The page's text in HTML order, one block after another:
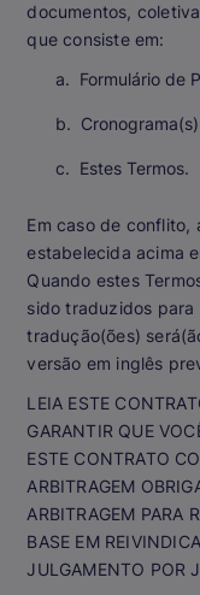
documentos,
que consiste em:
Formulário de
Estes Termos.
Em caso de conflito,
estabelecida acima
Quando estes
sido traduzidos para
tradução(ões)
versão em inglês
LEIA ESTE
GARANTIR QUE
ESTE CONTRATO
ARBITRAGEM
ARBITRAGEM PARA
BASE EM
JULGAMENTO POR